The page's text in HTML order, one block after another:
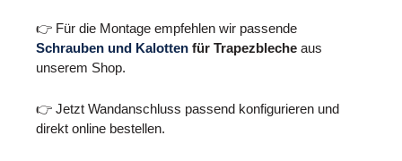
👉 Für die Montage empfehlen wir passende
Schrauben und Kalotten für Trapezbleche aus
unserem Shop.
👉 Jetzt Wandanschluss passend konfigurieren und
direkt online bestellen.